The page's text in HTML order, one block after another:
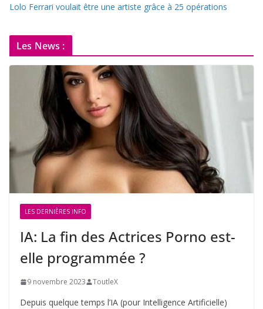
Lolo Ferrari voulait être une artiste grâce à 25 opérations
Les News :
LES DERNIÈRES INFO
IA: La fin des Actrices Porno est-
elle programmée ?
9 novembre 2023 ToutleX
Depuis quelque temps l’IA (pour Intelligence Artificielle)